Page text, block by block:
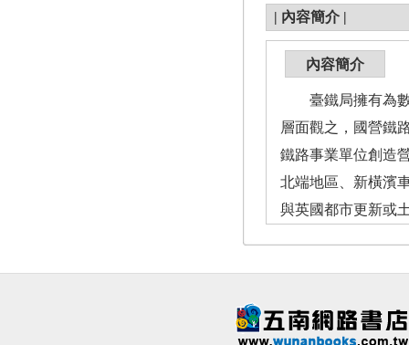
| 內容簡介 |
內容簡介
臺鐵局擁有為數
層面觀之，國營鐵
鐵路事業單位創造
北端地區、新橫濱
與英國都市更新或